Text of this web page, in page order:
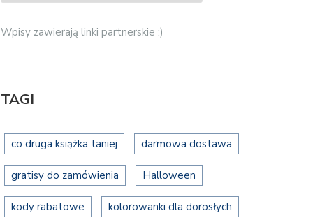
Wpisy zawierają linki partnerskie :)
TAGI
co druga książka taniej darmowa dostawa
gratisy do zamówienia Halloween
kody rabatowe kolorowanki dla dorosłych